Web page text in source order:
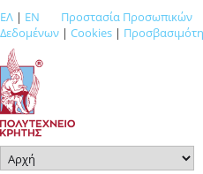
ΕΛ | EN
Προστασία Προσωπικών
Δεδομένων | Cookies |